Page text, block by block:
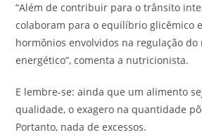
“Além de contribuir para o trânsito
colaboram para o equilíbrio glicêmico
hormônios envolvidos na regulação
energético”, comenta a nutricionista.
E lembre-se: ainda que um alimento
qualidade, o exagero na quantidade
Portanto, nada de excessos.